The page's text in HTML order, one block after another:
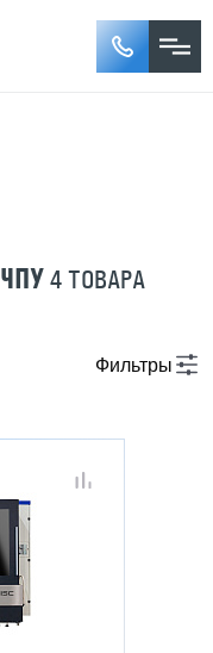
4 ТОВАРА
Фильтры